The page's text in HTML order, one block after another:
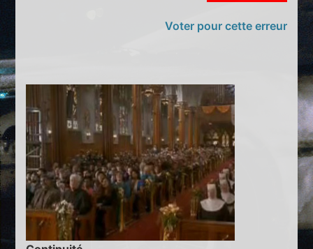
Voter pour cette erreur